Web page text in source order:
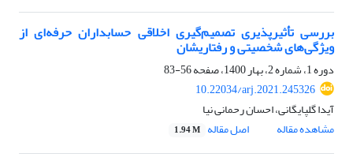
بررسی تأثیرپذیری تصمیم‌گیری اخلاقی حسابداران حرفه‌ای از
ویژگی‌های شخصیتی و رفتاریشان
دوره 1، شماره 2، بهار 1400، صفحه
56-83
10.22034/arj.2021.245326
آیدا گلپایگانی، احسان رحمانی نیا
مشاهده مقاله
اصل مقاله 1.94 M